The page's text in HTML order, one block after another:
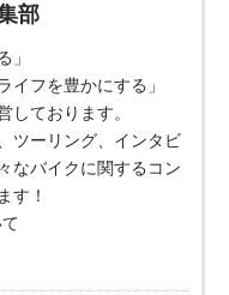
部
」
イフを豊かにする」
しております。
ツーリング、インタビ
なバイクに関するコン
す！